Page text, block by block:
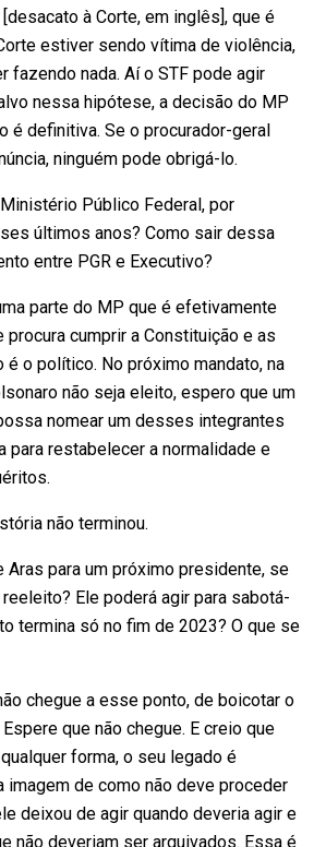
à Corte, em inglês], que é
estiver sendo vítima de violência,
fazendo nada. Aí o STF pode agir
nessa hipótese, a decisão do MP
é definitiva. Se o procurador-geral
ninguém pode obrigá-lo.
Público Federal, por
últimos anos? Como sair dessa
entre PGR e Executivo?
parte do MP que é efetivamente
procura cumprir a Constituição e as
é o político. No próximo mandato, na
não seja eleito, espero que um
nomear um desses integrantes
para restabelecer a normalidade e
não terminou.
Aras para um próximo presidente, se
Ele poderá agir para sabotá-
termina só no fim de 2023? O que se
chegue a esse ponto, de boicotar o
que não chegue. E creio que
forma, o seu legado é
imagem de como não deve proceder
deixou de agir quando deveria agir e
não deveriam ser arquivados. Essa é